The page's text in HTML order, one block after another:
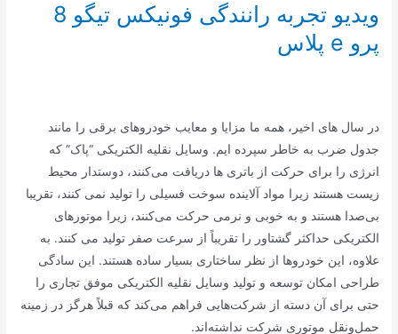
ویدیو تجربه رانندگی فونیکس تیگو 8
پرو e پلاس
در سال های اخیر، همه ما مزایا و معایب خودروهای برقی را مانند
جدول ضرب به خاطر سپرده ایم. وسایل نقلیه الکتریکی “پاک” که
انرژی را برای حرکت از باتری ها دریافت می‌کنند، دوستدار محیط
زیست هستند زیرا مواد آلاینده سوخت فسیلی را تولید نمی کنند، تقریبا
بی‌صدا هستند و به خوبی و نرمی حرکت می‌کنند، زیرا موتورهای
الکتریکی حداکثر گشتاور را تقریباً از سرعت صفر تولید می کنند. به
علاوه، این خودروها از نظر ساختاری بسیار ساده هستند. این سادگی
طراحی امکان توسعه و تولید وسایل نقلیه الکتریکی موفق تجاری را
حتی برای آن دسته از شرکت‌هایی فراهم می‌کند که قبلاً هرگز در زمینه
حمل‌ونقل موتوری شرکت نداشته‌اند.